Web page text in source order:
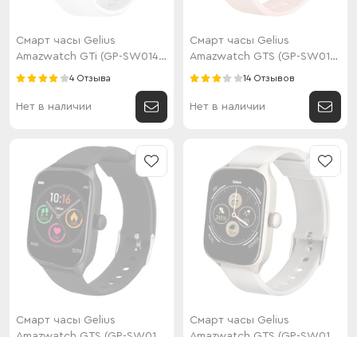
Смарт часы Gelius
Amazwatch GTi (GP-SW014)
Crystal White
4 Отзыва
Нет в наличии
Смарт часы Gelius
Amazwatch GTS (GP-SW012)
Gold Rose
14 Отзывов
Нет в наличии
Смарт часы Gelius
Смарт часы Gelius